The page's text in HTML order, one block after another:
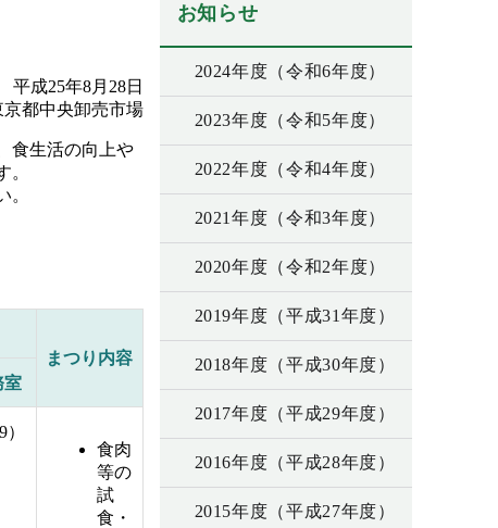
平成25年8月28日
京都中央卸売市場
食生活の向上や
まつり内容
室
）
食肉
等の
試
食・
お知らせ
2024年度（令和6年度）
2023年度（令和5年度）
2022年度（令和4年度）
2021年度（令和3年度）
2020年度（令和2年度）
2019年度（平成31年度）
2018年度（平成30年度）
2017年度（平成29年度）
2016年度（平成28年度）
2015年度（平成27年度）